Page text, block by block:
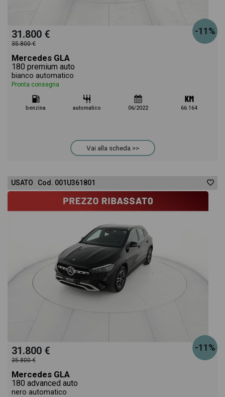
-11%
31.800 €
35.800 €
Mercedes GLA
180 premium auto
bianco automatico
Pronta consegna
benzina automatico 06/2022 66.164
Vai alla scheda >>
USATO Cod. 001U361801
-11%
31.800 €
35.800 €
Mercedes GLA
180 advanced auto
nero automatico